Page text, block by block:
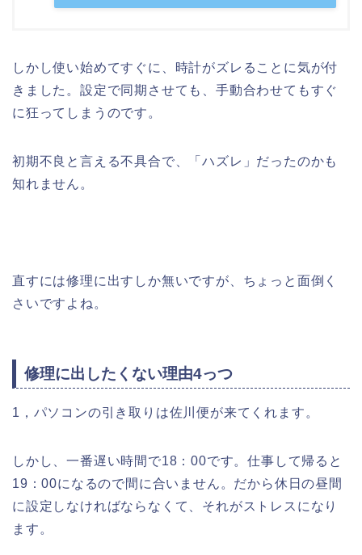
しかし使い始めてすぐに、時計がズレることに気が付
きました。設定で同期させても、手動合わせてもすぐ
に狂ってしまうのです。
初期不良と言える不具合で、「ハズレ」だったのかも
知れません。
直すには修理に出すしか無いですが、ちょっと面倒く
さいですよね。
修理に出したくない理由4っつ
1，パソコンの引き取りは佐川便が来てくれます。
しかし、一番遅い時間で18：00です。仕事して帰ると
19：00になるので間に合いません。だから休日の昼間
に設定しなければならなくて、それがストレスになり
ます。